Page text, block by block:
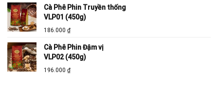
Cà Phê Phin Truyền thống
VLP01 (450g)
186.000 ₫
Cà Phê Phin Đậm vị
VLP02 (450g)
196.000 ₫